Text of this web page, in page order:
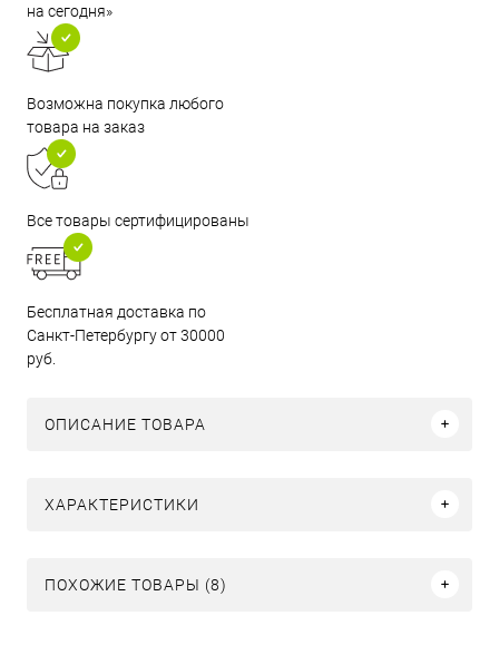
на сегодня»
Возможна покупка любого
товара на заказ
Все товары сертифицированы
Бесплатная доставка по
Санкт-Петербургу от 30000
руб.
ОПИСАНИЕ ТОВАРА
ХАРАКТЕРИСТИКИ
ПОХОЖИЕ ТОВАРЫ (8)